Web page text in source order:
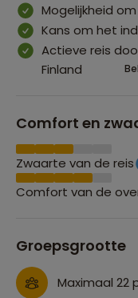
Mogelijkheid
Kans om het
Actieve reis
Finland
Comfort en
Zwaarte van de reis
Comfort van de
Groepsgrootte
Maximaal 22